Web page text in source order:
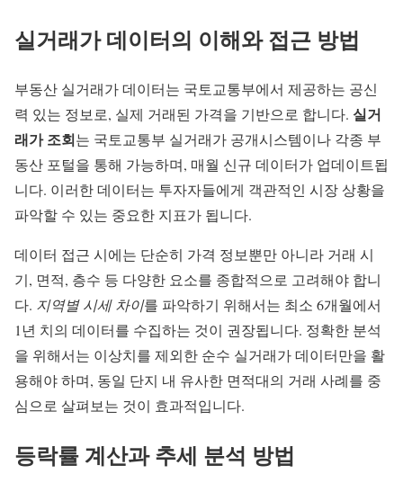
실거래가 데이터의 이해와 접근 방법
부동산 실거래가 데이터는 국토교통부에서 제공하는 공신
력 있는 정보로, 실제 거래된 가격을 기반으로 합니다. 실거
래가 조회는 국토교통부 실거래가 공개시스템이나 각종 부
동산 포털을 통해 가능하며, 매월 신규 데이터가 업데이트됩
니다. 이러한 데이터는 투자자들에게 객관적인 시장 상황을
파악할 수 있는 중요한 지표가 됩니다.
데이터 접근 시에는 단순히 가격 정보뿐만 아니라 거래 시
기, 면적, 층수 등 다양한 요소를 종합적으로 고려해야 합니
다. 지역별 시세 차이를 파악하기 위해서는 최소 6개월에서
1년 치의 데이터를 수집하는 것이 권장됩니다. 정확한 분석
을 위해서는 이상치를 제외한 순수 실거래가 데이터만을 활
용해야 하며, 동일 단지 내 유사한 면적대의 거래 사례를 중
심으로 살펴보는 것이 효과적입니다.
등락률 계산과 추세 분석 방법